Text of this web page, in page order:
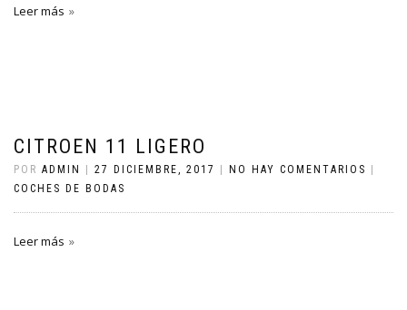
Leer más
CITROEN 11 LIGERO
POR ADMIN 27 DICIEMBRE, 2017 NO HAY COMENTARIOS
COCHES DE BODAS
Leer más